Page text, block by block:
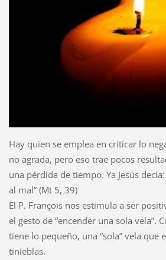
Hay quien se emplea en criticar lo
no agrada, pero eso trae pocos
una pérdida de tiempo. Ya Jesús
al mal” (Mt 5, 39)
El P. François nos estimula a ser
el gesto de “encender una sola vela”.
tiene lo pequeño, una “sola” vela que
tinieblas.